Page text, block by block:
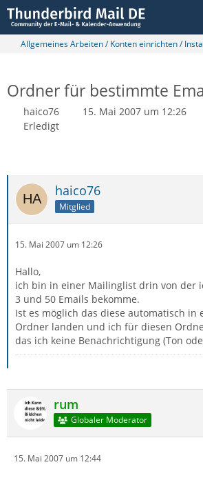
Allgemeines Arbeiten / Konten einrichten /
Ordner für bestimmte
haico76 15. Mai 2007 um 12:26
Erledigt
haico76
Mitglied
15. Mai 2007 um 12:26
Hallo,
ich bin in einer Mailinglist drin von der
3 und 50 Emails bekomme.
Ist es möglich das diese automatisch in
Ordner landen und ich für diesen
das ich keine Benachrichtigung (Ton
rum
Globaler Moderator
15. Mai 2007 um 12:44